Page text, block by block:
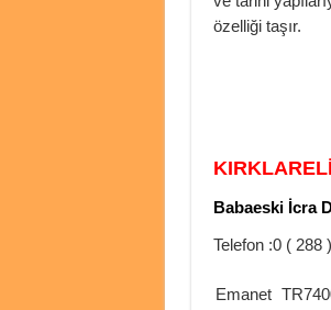
özelliği taşır.
KIRKLARELİ
Babaeski İcra
Telefon :0 ( 288
Emanet